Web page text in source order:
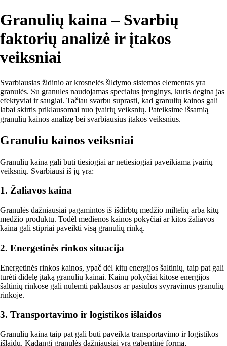
Granulių kaina – Svarbių
faktorių analizė ir įtakos
veiksniai
Svarbiausias židinio ar krosnelės šildymo sistemos elementas yra
granulės. Su granules naudojamas specialus įrenginys, kuris degina jas
efektyviai ir saugiai. Tačiau svarbu suprasti, kad granulių kainos gali
labai skirtis priklausomai nuo įvairių veiksnių. Pateiksime išsamią
granulių kainos analizę bei svarbiausius įtakos veiksnius.
Granuliu kainos veiksniai
Granulių kaina gali būti tiesiogiai ar netiesiogiai paveikiama įvairių
veiksnių. Svarbiausi iš jų yra:
1. Žaliavos kaina
Granulės dažniausiai pagamintos iš išdirbtų medžio miltelių arba kitų
medžio produktų. Todėl medienos kainos pokyčiai ar kitos žaliavos
kaina gali stipriai paveikti visą granulių rinką.
2. Energetinės rinkos situacija
Energetinės rinkos kainos, ypač dėl kitų energijos šaltinių, taip pat gali
turėti didelę įtaką granulių kainai. Kainų pokyčiai kitose energijos
šaltinių rinkose gali nulemti paklausos ar pasiūlos svyravimus granulių
rinkoje.
3. Transportavimo ir logistikos išlaidos
Granulių kaina taip pat gali būti paveikta transportavimo ir logistikos
išlaidų. Kadangi granulės dažniausiai yra gabentinė forma,